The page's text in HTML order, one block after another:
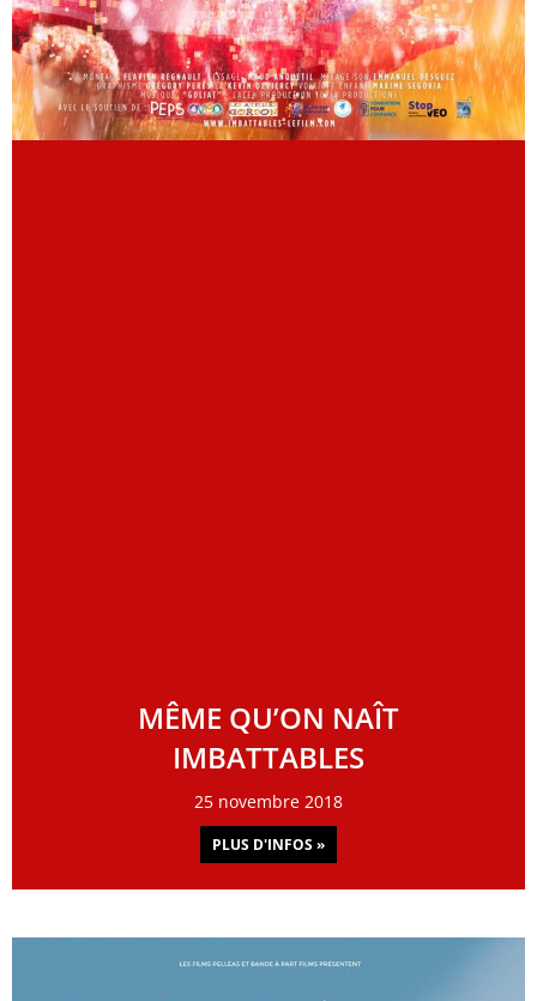
MÊME QU’ON NAÎT
IMBATTABLES
25 novembre 2018
PLUS D'INFOS »